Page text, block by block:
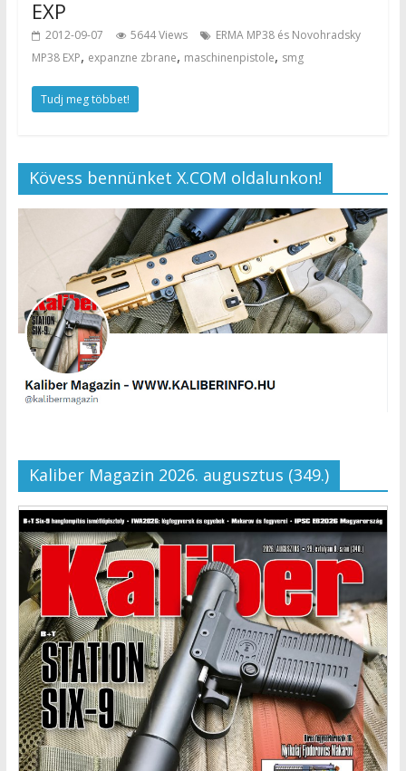
EXP
2012-09-07 5644 Views
ERMA MP38 és Novohradsky
MP38 EXP, expanzne zbrane, maschinenpistole, smg
Tudj meg többet!
Kövess bennünket X.COM oldalunkon!
Kaliber Magazin 2026. augusztus (349.)